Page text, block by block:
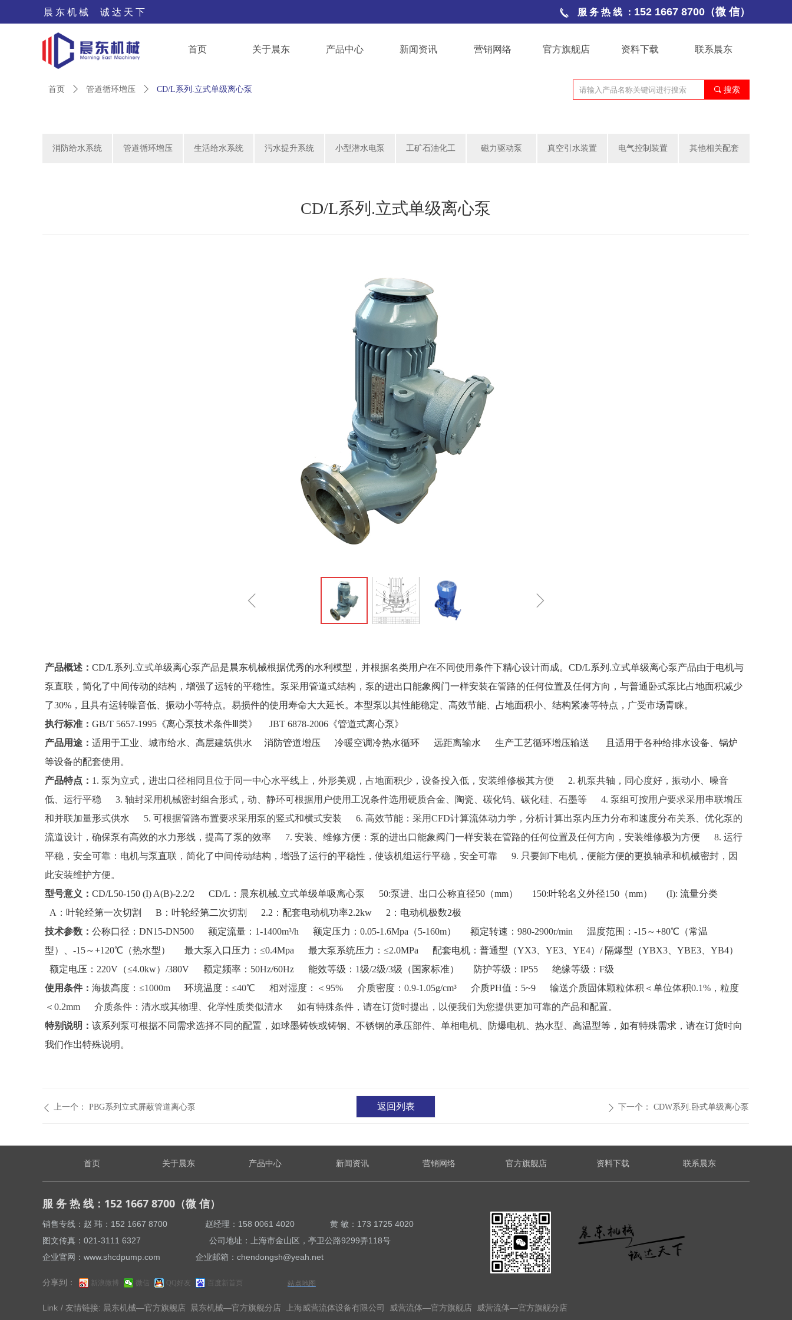
晨 东 机 械 诚 达 天 下 服 务 热 线 ： 152 1667 8700（微 信）
首页 关于晨东 产品中心 新闻资讯 营销网络 官方旗舰店 资料下载 联系晨东
首页 ꄲ 管道循环增压 ꄲ CD/L系列.立式单级离心泵 끠 搜索
CD/L系列.立式单级离心泵
产品概述： CD/L系列.立式单级离心泵产品是晨东机械根据优秀的水利模型，并根据名类用户在不同使用条件下精心设计而成。 CD/L系列.立式单级离心泵产品由于电机与
泵直联，简化了中间传动的结构，增强了运转的平稳性。泵采用管道式结构，泵的进出口能象阀门一样安装在管路的任何位置及任何方向，与普通卧式泵比占地面积减少
了30%，且具有运转噪音低、振动小等特点。易损件的使用寿命大大延长。本型泵以其性能稳定、高效节能、占地面积小、结构紧凑等特点，广受市场青睐。
执行标准： GB/T 5657-1995《离心泵技术条件Ⅲ类》 JBT 6878-2006《管道式离心泵》
产品用途： 适用于工业、城市给水、高层建筑供水 消防管道增压 冷暖空调冷热水循环 远距离输水 生产工艺循环增压输送 且适用于各种给排水设备、锅炉
等设备的配套使用。
产品特点： 1. 泵为立式，进出口径相同且位于同一中心水平线上，外形美观，占地面积少，设备投入低，安装维修极其方便 2. 机泵共轴，同心度好，振动小、噪音
低、运行平稳 3. 轴封采用机械密封组合形式，动、静环可根据用户使用工况条件选用硬质合金、陶瓷、碳化钨、碳化硅、石墨等 4. 泵组可按用户要求采用串联增压
和并联加量形式供水 5. 可根据管路布置要求采用泵的竖式和横式安装 6. 高效节能：采用CFD计算流体动力学，分析计算出泵内压力分布和速度分布关系、优化泵的
流道设计，确保泵有高效的水力形线，提高了泵的效率 7. 安装、维修方便：泵的进出口能象阀门一样安装在管路的任何位置及任何方向，安装维修极为方便 8. 运行
平稳，安全可靠：电机与泵直联，简化了中间传动结构，增强了运行的平稳性，使该机组运行平稳，安全可靠 9. 只要卸下电机，便能方便的更换轴承和机械密封，因
此安装维护方便。
型号意义： CD/L50-150 (I) A(B)-2.2/2 CD/L：晨东机械.立式单级单吸离心泵 50:泵进、出口公称直径50（mm） 150:叶轮名义外径150（mm） (I): 流量分类
A：叶轮经第一次切割 B：叶轮经第二次切割 2.2：配套电动机功率2.2kw 2：电动机极数2极
技术参数： 公称口径：DN15-DN500 额定流量：1-1400m³/h 额定压力：0.05-1.6Mpa（5-160m） 额定转速：980-2900r/min 温度范围：-15～+80℃（常温
型）、-15～+120℃（热水型） 最大泵入口压力：≤0.4Mpa 最大泵系统压力：≤2.0MPa 配套电机：普通型（YX3、YE3、YE4）/ 隔爆型（YBX3、YBE3、YB4）
额定电压：220V（≤4.0kw）/380V 额定频率：50Hz/60Hz 能效等级：1级/2级/3级（国家标准）
防护等级：IP55 绝缘等级：F级
使用条件： 海拔高度：≤1000m 环境温度：≤40℃ 相对湿度：＜95% 介质密度：0.9-1.05g/cm³ 介质PH值：5~9 输送介质固体颗粒体积＜单位体积0.1%，粒度
＜0.2mm 介质条件：清水或其物理、化学性质类似清水 如有特殊条件，请在订货时提出，以便我们为您提供更加可靠的产品和配置。
特别说明： 该系列泵可根据不同需求选择不同的配置，如球墨铸铁或铸钢、不锈钢的承压部件、单相电机、防爆电机、热水型、高温型等，如有特殊需求，请在订货时向
我们作出特殊说明。
ꄲ 下一个： CDW系列.卧式单级离心泵
ꄴ 上一个： PBG系列立式屏蔽管道离心泵 返回列表
消防给水系统 管道循环增压 生活给水系统 污水提升系统 小型潜水电泵 工矿石油化工 磁力驱动泵 真空引水装置 电气控制装置 其他相关配套
ꁆ ꁇ
分享到： 新浪微博 微信 QQ好友 百度新首页 站点地图
Link / 友情链接: 晨东机械—官方旗舰店 晨东机械—官方旗舰分店 上海威营流体设备有限公司 威营流体—官方旗舰店 威营流体—官方旗舰分店
服 务 热 线：152 1667 8700（微 信）
销售专线：赵 玮：152 1667 8700 赵经理：158 0061 4020 黄 敏：173 1725 4020
图文传真：021-3111 6327 公司地址：上海市金山区，亭卫公路9299弄118号
企业官网：www.shcdpump.com 企业邮箱：chendongsh@yeah.net
首页 关于晨东 产品中心 新闻资讯 营销网络 官方旗舰店 资料下载 联系晨东